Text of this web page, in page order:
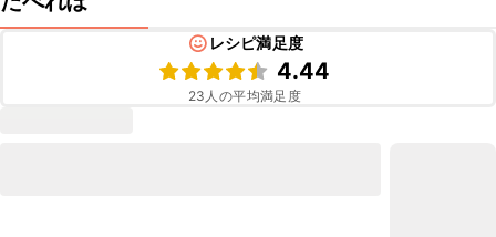
レシピ満足度
4.44
23 人の平均満足度